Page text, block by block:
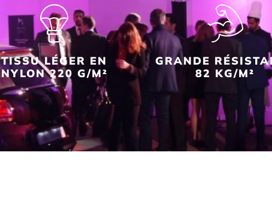
TISSU LÉGER EN
NYLON 220 G/M²
GRANDE
82 KG/M²